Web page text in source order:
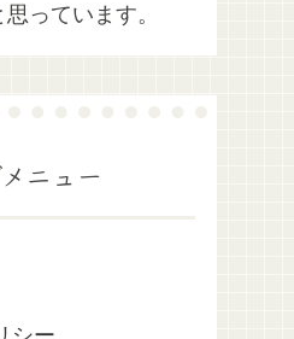
っています。
ニュー